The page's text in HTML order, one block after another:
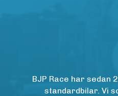
BJP Race har
standardbilar. Vi